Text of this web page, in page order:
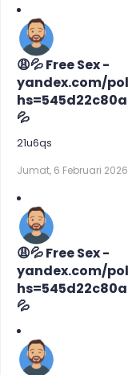
😩💦 Free Sex -
yandex.com/
💦
21u6qs
Jumat, 6 Februari 2026
😩💦 Free Sex -
yandex.com/
💦